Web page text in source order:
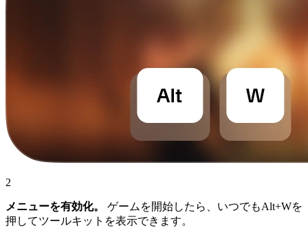
2
メニューを有効化。
ゲームを開始したら、いつでもAlt+Wを
押してツールキットを表示できます。